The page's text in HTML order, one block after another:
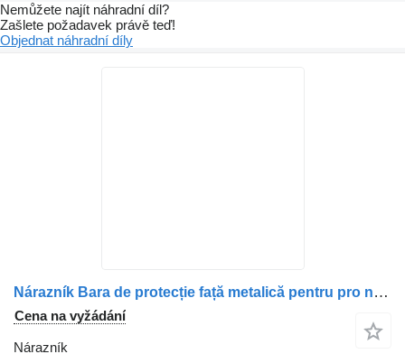
Nemůžete najít náhradní díl?
Zašlete požadavek právě teď!
Objednat náhradní díly
Nárazník Bara de protecție față metalică pentru pro nákladní auta Volvo cod 20839504/82912803
Cena na vyžádání
Nárazník